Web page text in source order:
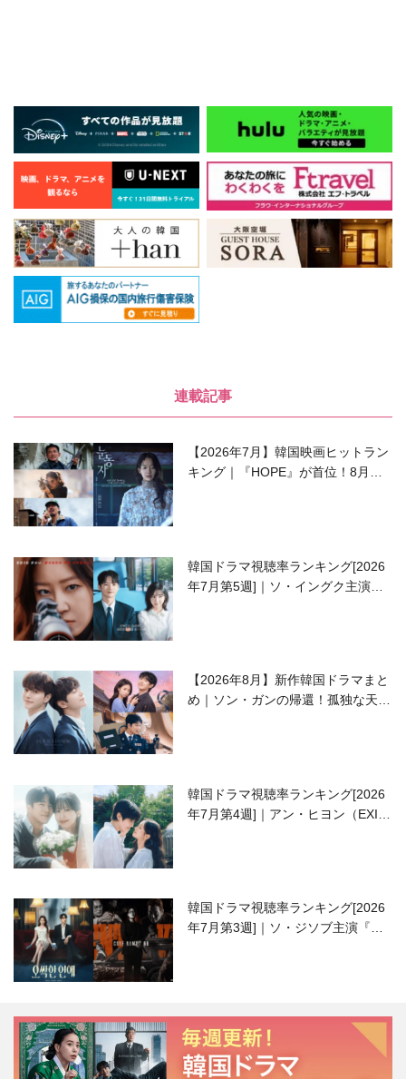
連載記事
【2026年7月】韓国映画ヒットラン
キング｜『HOPE』が首位！8月公
韓国ドラマ視聴率ランキング[2026
年7月第5週]｜ソ・イングク主演の
【2026年8月】新作韓国ドラマまと
め｜ソン・ガンの帰還！孤独な天才
韓国ドラマ視聴率ランキング[2026
年7月第4週]｜アン・ヒヨン（EXID
韓国ドラマ視聴率ランキング[2026
年7月第3週]｜ソ・ジソブ主演『エ